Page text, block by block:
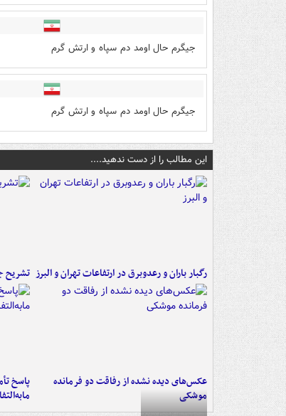
جیگرم حال اومد دم سپاه و ارتش گرم
جیگرم حال اومد دم سپاه و ارتش گرم
این مطالب را از دست ندهید....
رگبار باران و رعدوبرق در ارتفاعات تهران و البرز تشریح
عکس‌های دیده نشده از رفاقت دو فرمانده‌
موشکی
پاسخ